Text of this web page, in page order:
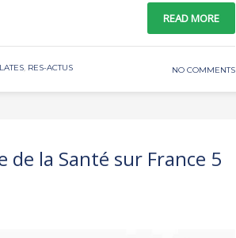
READ MORE
, RES-ACTUS NO COMMENTS
de la Santé sur France 5